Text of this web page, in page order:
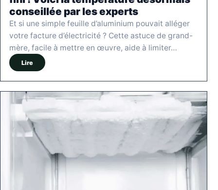
conseillée par les experts
Et si une simple feuille d’aluminium pouvait alléger
votre facture d’électricité ? Cette astuce de grand-
mère, facile à mettre en œuvre, aide à limiter…
Lire